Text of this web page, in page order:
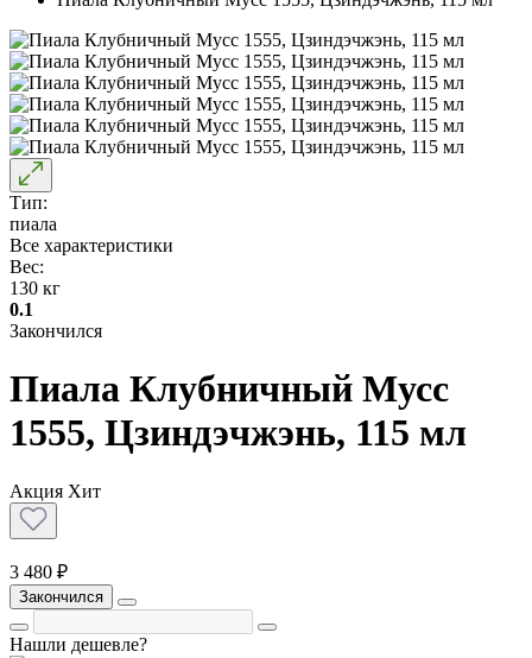
Тип:
пиала
Все характеристики
Вес:
130 кг
0.1
Закончился
Пиала Клубничный Мусс
1555, Цзиндэчжэнь, 115 мл
Акция Хит
3 480 ₽
Закончился
Нашли дешевле?